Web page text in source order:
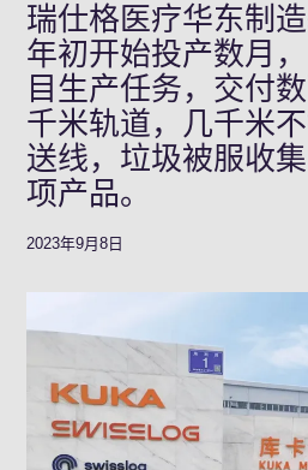
瑞仕格医疗华东制
年初开始投产数月
目生产任务，交付
千米轨道，几千米
送线，垃圾被服收
项产品。
2023年9月8日